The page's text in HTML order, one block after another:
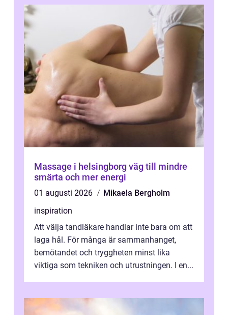
Massage i helsingborg väg till mindre
smärta och mer energi
01 augusti 2026
Mikaela Bergholm
inspiration
Att välja tandläkare handlar inte bara om att
laga hål. För många är sammanhanget,
bemötandet och tryggheten minst lika
viktiga som tekniken och utrustningen. I en...